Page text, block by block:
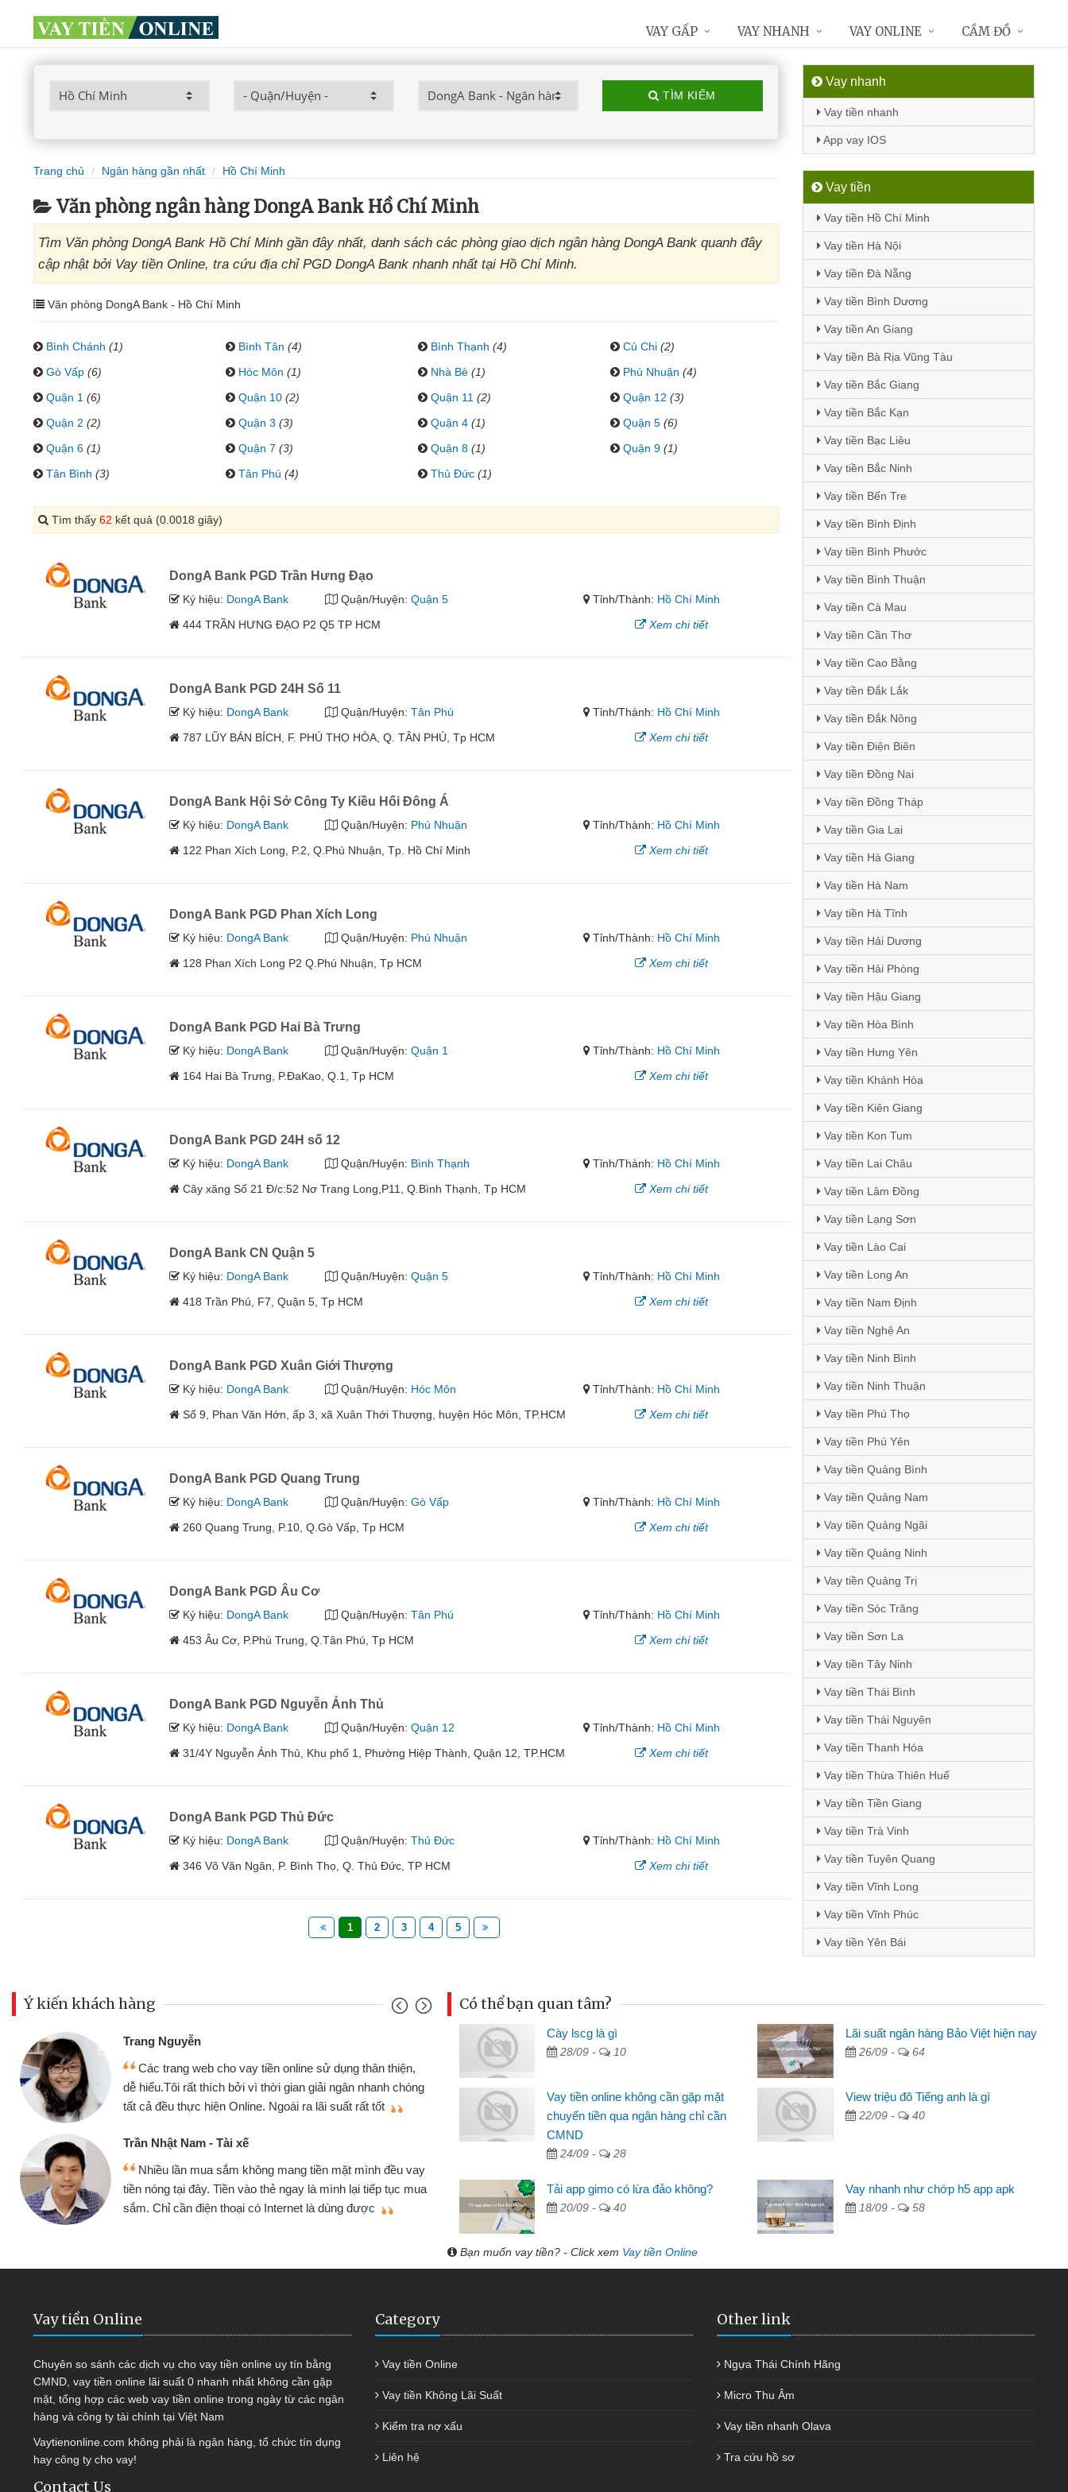
TÌM KIẾM
Trang chủ Ngân hàng gần nhất Hồ Chí Minh
Văn phòng ngân hàng DongA Bank Hồ Chí Minh
Tìm Văn phòng DongA Bank Hồ Chí Minh gần đây nhất, danh sách các phòng giao dịch ngân hàng DongA Bank quanh đây
cập nhật bởi Vay tiền Online, tra cứu địa chỉ PGD DongA Bank nhanh nhất tại Hồ Chí Minh.
Văn phòng DongA Bank - Hồ Chí Minh
Bình Chánh (1) Bình Tân (4) Bình Thạnh (4) Củ Chi (2)
Gò Vấp (6) Hóc Môn (1) Nhà Bè (1) Phú Nhuận (4)
Quận 1 (6) Quận 10 (2) Quận 11 (2) Quận 12 (3)
Quận 2 (2) Quận 3 (3) Quận 4 (1) Quận 5 (6)
Quận 6 (1) Quận 7 (3) Quận 8 (1) Quận 9 (1)
Tân Bình (3) Tân Phú (4) Thủ Đức (1)
Tìm thấy 62 kết quả (0.0018 giây)
DongA Bank PGD Trần Hưng Đạo
Ký hiệu: DongA Bank Quận/Huyện: Quận 5 Tỉnh/Thành: Hồ Chí Minh
444 TRẦN HƯNG ĐẠO P2 Q5 TP HCM
Xem chi tiết
DongA Bank PGD 24H Số 11
Ký hiệu: DongA Bank Quận/Huyện: Tân Phú Tỉnh/Thành: Hồ Chí Minh
787 LŨY BÁN BÍCH, F. PHÚ THỌ HÒA, Q. TÂN PHÚ, Tp HCM
Xem chi tiết
DongA Bank Hội Sở Công Ty Kiều Hối Đông Á
Ký hiệu: DongA Bank Quận/Huyện: Phú Nhuận Tỉnh/Thành: Hồ Chí Minh
122 Phan Xích Long, P.2, Q.Phú Nhuận, Tp. Hồ Chí Minh
Xem chi tiết
DongA Bank PGD Phan Xích Long
Ký hiệu: DongA Bank Quận/Huyện: Phú Nhuận Tỉnh/Thành: Hồ Chí Minh
128 Phan Xích Long P2 Q.Phú Nhuận, Tp HCM
Xem chi tiết
DongA Bank PGD Hai Bà Trưng
Ký hiệu: DongA Bank Quận/Huyện: Quận 1 Tỉnh/Thành: Hồ Chí Minh
164 Hai Bà Trưng, P.ĐaKao, Q.1, Tp HCM
Xem chi tiết
DongA Bank PGD 24H số 12
Ký hiệu: DongA Bank Quận/Huyện: Bình Thạnh Tỉnh/Thành: Hồ Chí Minh
Cây xăng Số 21 Đ/c:52 Nơ Trang Long,P11, Q.Bình Thạnh, Tp HCM
Xem chi tiết
DongA Bank CN Quận 5
Ký hiệu: DongA Bank Quận/Huyện: Quận 5 Tỉnh/Thành: Hồ Chí Minh
418 Trần Phú, F7, Quận 5, Tp HCM
Xem chi tiết
DongA Bank PGD Xuân Giới Thượng
Ký hiệu: DongA Bank Quận/Huyện: Hóc Môn Tỉnh/Thành: Hồ Chí Minh
Số 9, Phan Văn Hớn, ấp 3, xã Xuân Thới Thượng, huyện Hóc Môn, TP.HCM
Xem chi tiết
DongA Bank PGD Quang Trung
Ký hiệu: DongA Bank Quận/Huyện: Gò Vấp Tỉnh/Thành: Hồ Chí Minh
260 Quang Trung, P.10, Q.Gò Vấp, Tp HCM
Xem chi tiết
DongA Bank PGD Âu Cơ
Ký hiệu: DongA Bank Quận/Huyện: Tân Phú Tỉnh/Thành: Hồ Chí Minh
453 Âu Cơ, P.Phú Trung, Q.Tân Phú, Tp HCM
Xem chi tiết
DongA Bank PGD Nguyễn Ảnh Thủ
Ký hiệu: DongA Bank Quận/Huyện: Quận 12 Tỉnh/Thành: Hồ Chí Minh
31/4Y Nguyễn Ảnh Thủ, Khu phố 1, Phường Hiệp Thành, Quận 12, TP.HCM
Xem chi tiết
DongA Bank PGD Thủ Đức
Ký hiệu: DongA Bank Quận/Huyện: Thủ Đức Tỉnh/Thành: Hồ Chí Minh
346 Võ Văn Ngân, P. Bình Thọ, Q. Thủ Đức, TP HCM
Xem chi tiết
1 2 3 4 5
Vay nhanh
Vay tiền nhanh
App vay IOS
Vay tiền
Vay tiền Hồ Chí Minh
Vay tiền Hà Nội
Vay tiền Đà Nẵng
Vay tiền Bình Dương
Vay tiền An Giang
Vay tiền Bà Rịa Vũng Tàu
Vay tiền Bắc Giang
Vay tiền Bắc Kạn
Vay tiền Bạc Liêu
Vay tiền Bắc Ninh
Vay tiền Bến Tre
Vay tiền Bình Định
Vay tiền Bình Phước
Vay tiền Bình Thuận
Vay tiền Cà Mau
Vay tiền Cần Thơ
Vay tiền Cao Bằng
Vay tiền Đắk Lắk
Vay tiền Đắk Nông
Vay tiền Điện Biên
Vay tiền Đồng Nai
Vay tiền Đồng Tháp
Vay tiền Gia Lai
Vay tiền Hà Giang
Vay tiền Hà Nam
Vay tiền Hà Tĩnh
Vay tiền Hải Dương
Vay tiền Hải Phòng
Vay tiền Hậu Giang
Vay tiền Hòa Bình
Vay tiền Hưng Yên
Vay tiền Khánh Hòa
Vay tiền Kiên Giang
Vay tiền Kon Tum
Vay tiền Lai Châu
Vay tiền Lâm Đồng
Vay tiền Lạng Sơn
Vay tiền Lào Cai
Vay tiền Long An
Vay tiền Nam Định
Vay tiền Nghệ An
Vay tiền Ninh Bình
Vay tiền Ninh Thuận
Vay tiền Phú Thọ
Vay tiền Phú Yên
Vay tiền Quảng Bình
Vay tiền Quảng Nam
Vay tiền Quảng Ngãi
Vay tiền Quảng Ninh
Vay tiền Quảng Trị
Vay tiền Sóc Trăng
Vay tiền Sơn La
Vay tiền Tây Ninh
Vay tiền Thái Bình
Vay tiền Thái Nguyên
Vay tiền Thanh Hóa
Vay tiền Thừa Thiên Huế
Vay tiền Tiền Giang
Vay tiền Trà Vinh
Vay tiền Tuyên Quang
Vay tiền Vĩnh Long
Vay tiền Vĩnh Phúc
Vay tiền Yên Bái
VAY GẤP VAY NHANH VAY ONLINE CẦM ĐỒ
Ý kiến khách hàng
online sử dụng thân thiện,
gian giải ngân nhanh chóng
ra lãi suất rất tốt
tiền mặt mình đều vay
ngay là mình lại tiếp tục mua
là dùng được
Mình cần tiền gấp nên định cầm cố chiếc xe wave
nhưng thật may đã có gói vay tiền bằng CMND online
không cần gặp mặt nên rất tiện lợi, sẽ giới thiệu cho bạn
bè biết
Tôi kinh doanh buôn bán nhỏ lẻ nhiều lúc cần vốn nhập
hàng, nhờ biết đến website qua bạn bè giới thiệu tôi đã giải
quyết được công việc của mình nhanh chóng
Mai Lan - Sinh viên
Tôi biết đến thông qua quảng cáo trên facebook. Tôi là
sinh viên nên cần đóng tiền nhà, sinh nhật bạn bè, mà đọc
thấy thủ tục nhanh gọn nên tôi quyết định vay
Lâm Minh Chánh
cần có 2 triệu để giải quyết việc riêng, trong 1-2 ngày tôi trả
được thôi. Cảm ơn đã giúp tôi kịp thời và nhanh chóng
Có thể bạn quan tâm?
Cày lscg là gì
28/09 - 10
Lãi suất ngân hàng Bảo Việt hiện nay
26/09 - 64
Vay tiền online không cần gặp mặt
chuyển tiền qua ngân hàng chỉ cần
CMND
24/09 - 28
View triệu đô Tiếng anh là gì
22/09 - 40
Tải app gimo có lừa đảo không?
20/09 - 40
Vay nhanh như chớp h5 app apk
18/09 - 58
Bạn muốn vay tiền? - Click xem Vay tiền Online
Vay tiền Online
Chuyên so sánh các dịch vụ cho vay tiền online uy tín bằng
CMND, vay tiền online lãi suất 0 nhanh nhất không cần gặp
mặt, tổng hợp các web vay tiền online trong ngày từ các ngân
hàng và công ty tài chính tại Việt Nam
Vaytienonline.com không phải là ngân hàng, tổ chức tín dụng
hay công ty cho vay!
Contact Us
Category
Vay tiền Online
Vay tiền Không Lãi Suất
Kiểm tra nợ xấu
Liên hệ
Other link
Ngựa Thái Chính Hãng
Micro Thu Âm
Vay tiền nhanh Olava
Tra cứu hồ sơ